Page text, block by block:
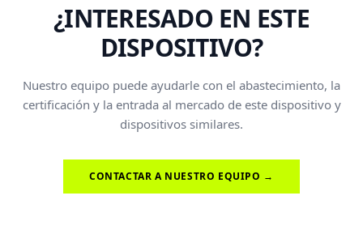
¿INTERESADO EN ESTE
DISPOSITIVO?
Nuestro equipo puede ayudarle con el abastecimiento, la
certificación y la entrada al mercado de este dispositivo y
dispositivos similares.
CONTACTAR A NUESTRO EQUIPO →